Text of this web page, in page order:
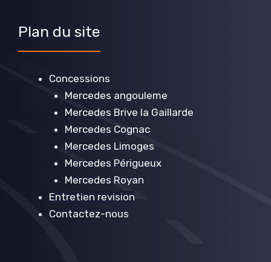
Plan du site
Concessions
Mercedes angouleme
Mercedes Brive la Gaillarde
Mercedes Cognac
Mercedes Limoges
Mercedes Périgueux
Mercedes Royan
Entretien revision
Contactez-nous